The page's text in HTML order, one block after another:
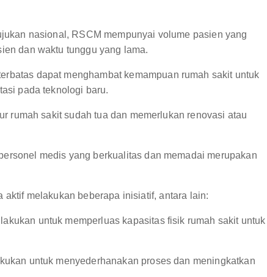
nasional, RSCM mempunyai volume pasien yang
dan waktu tunggu yang lama.
dapat menghambat kemampuan rumah sakit untuk
pada teknologi baru.
rumah sakit sudah tua dan memerlukan renovasi atau
medis yang berkualitas dan memadai merupakan
aktif melakukan beberapa inisiatif, antara lain:
untuk memperluas kapasitas fisik rumah sakit untuk
untuk menyederhanakan proses dan meningkatkan